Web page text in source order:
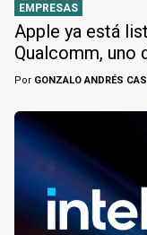
EMPRESAS
Apple ya está
Qualcomm, uno
Por GONZALO ANDRÉS